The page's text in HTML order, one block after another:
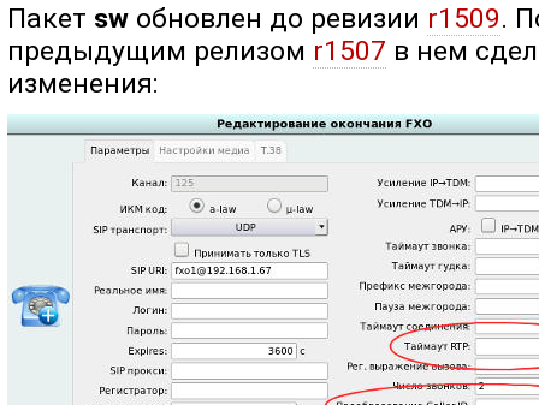
Пакет sw обновлен до ревизии r1509.
предыдущим релизом r1507 в нем
изменения: